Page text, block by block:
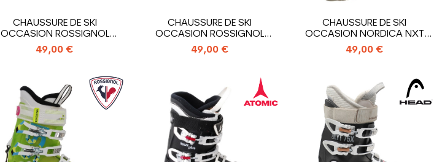
CHAUSSURE DE SKI
OCCASION ROSSIGNOL
ALLTRACK
49,00 €
CHAUSSURE DE SKI
OCCASION ROSSIGNOL
ALLTRACK
49,00 €
CHAUSSURE DE SKI
OCCASION NORDICA NXT
N3R W
49,00 €